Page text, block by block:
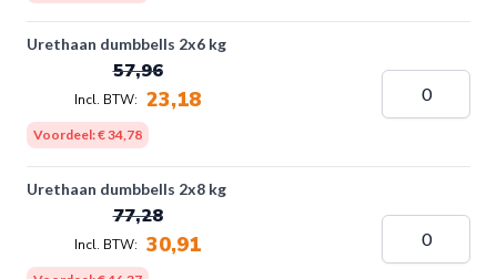
Urethaan dumbbells 2x6 kg
23,18
57,96
Voordeel:€ 34,78
Urethaan dumbbells 2x8 kg
30,91
77,28